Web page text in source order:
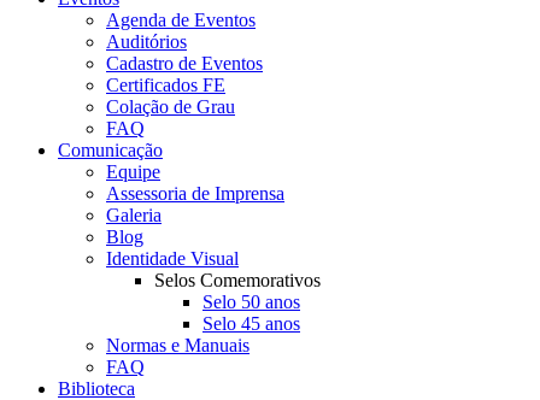
Agenda de Eventos
Auditórios
Cadastro de Eventos
Certificados FE
Colação de Grau
FAQ
Comunicação
Equipe
Assessoria de Imprensa
Galeria
Blog
Identidade Visual
Selos Comemorativos
Selo 50 anos
Selo 45 anos
Normas e Manuais
FAQ
Biblioteca